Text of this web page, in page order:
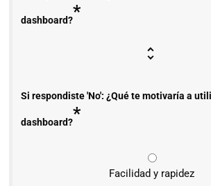
dashboard?*
Si respondiste 'No': ¿Qué te motivaría a
dashboard?*
Facilidad y rapidez